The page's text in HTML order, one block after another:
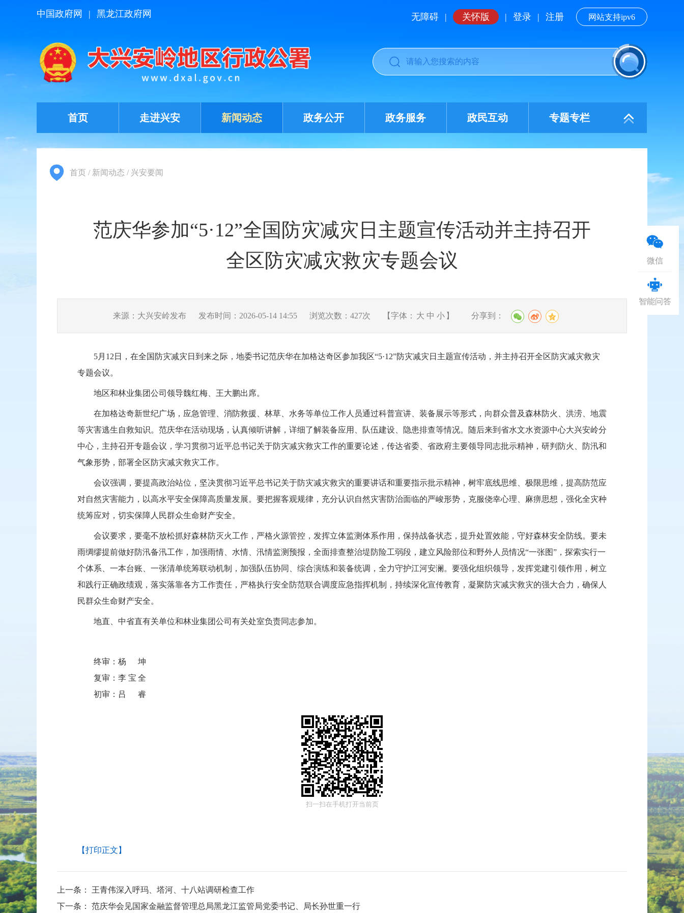
中国政府网 | 黑龙江政府网 无障碍 | 关怀版 | 登录 | 注册 网站支持ipv6
首页 走进兴安 新闻动态 政务公开 政务服务 政民互动 专题专栏
首页 / 新闻动态 / 兴安要闻
范庆华参加“5·12”全国防灾减灾日主题宣传活动并主持召开
全区防灾减灾救灾专题会议
来源：大兴安岭发布 发布时间：2026-05-14 14:55 浏览次数： 427次 【字体： 大 中 小 】 分享到：
5月12日，在全国防灾减灾日到来之际，地委书记范庆华在加格达奇区参加我区“5·12”防灾减灾日主题宣传活动 ， 并主持召开全区防灾减灾救灾
专题会议。
地区和林业集团公司领导魏红梅、王大鹏出席。
在加格达奇新世纪广场，应急管理、消防救援、林草、水务等单位工作人员通过科普宣讲、装备展示等形式，向群众普及森林防火、洪涝、地震
等灾害逃生自救知识。范庆华在活动现场，认真倾听讲解，详细了解装备应用、队伍建设、隐患排查等情况。随后来到 省水文水资源中心大兴安岭分
中心 ， 主持召开专题会议 ， 学习贯彻习近平总书记关于防灾减灾救灾工作的重要论述，传达省委、省政府主要领导同志批示精神，研判防火、防汛和
气象形势，部署全区防灾减灾救灾工作。
会议强调，要提高政治站位，坚决贯彻习近平总书记关于防灾减灾救灾的重要讲话和重要指示批示精神，树牢底线思维、极限思维，提高防范应
对自然灾害能力，以高水平安全保障高质量发展。要把握客观规律，充分认识自然灾害防治面临的严峻形势，克服侥幸心理、麻痹思想，强化全灾种
统筹应对，切实保障人民群众生命财产安全。
会议要求，要毫不放松抓好森林防灭火工作，严格火源管控，发挥立体监测体系作用，保持战备状态，提升处置效能，守好森林安全防线。要未
雨绸缪提前做好防汛备汛工作，加强雨情、水情、汛情监测预报，全面排查整治堤防险工弱段，建立风险部位和野外人员情况“一张图”，探索实行一
个体系、一本台账、一张清单统筹联动机制，加强队伍协同、综合演练和装备统调， 全力守护江河安澜 。要强化组织领导，发挥党建引领作用， 树立
和践行正确政绩观， 落实落靠各方工作责任， 严格执行安全防范联合调度应急指挥机制，持续深化宣传教育，凝聚防灾减灾救灾的强大合力，确保人
民群众生命财产安全。
地直、中省直有关单位和林业集团公司有关处室负责同志参加。
终审： 杨坤
复审： 李宝全
初审： 吕睿
扫一扫在手机打开当前页
【打印正文】
上一条：
王青伟深入呼玛、塔河、十八站调研检查工作
下一条：
范庆华会见国家金融监督管理总局黑龙江监管局党委书记、局长孙世重一行
微信
智能问答